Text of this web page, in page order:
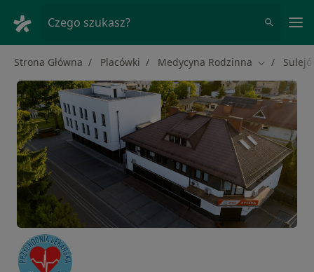
Czego szukasz?
Strona Główna Placówki Medycyna Rodzinna Zmień